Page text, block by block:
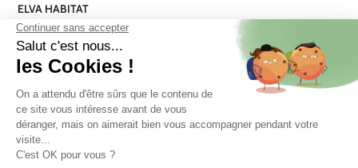
ELVA HABITAT
LE GROUPE
NOTRE SAVOIR-FAIRE
NOUS REJOINDRE
CONTACT